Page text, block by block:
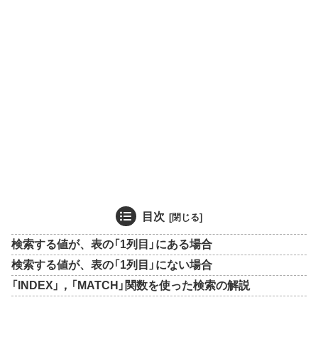
目次
検索する値が、表の「1列目」にある場合
検索する値が、表の「1列目」にない場合
「INDEX」，「MATCH」関数を使った検索の解説